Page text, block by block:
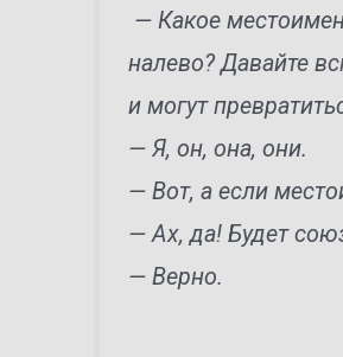
— Какое
налево? Давайте
и могут
— Я, он, она, они.
— Вот, а если
— Ах, да! Будет
— Верно.